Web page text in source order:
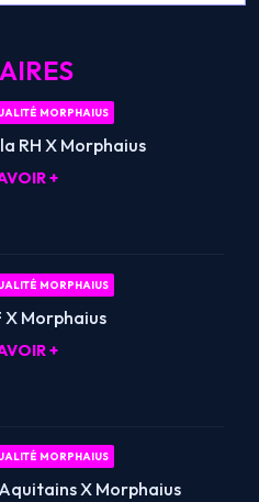
MORPHAIUS
RH X Morphaius
+
MORPHAIUS
X Morphaius
+
MORPHAIUS
X Morphaius